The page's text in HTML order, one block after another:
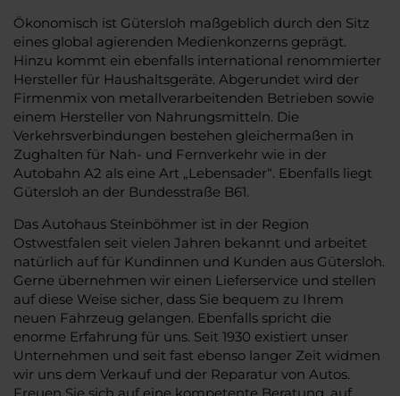
Ökonomisch ist Gütersloh maßgeblich durch den Sitz
eines global agierenden Medienkonzerns geprägt.
Hinzu kommt ein ebenfalls international renommierter
Hersteller für Haushaltsgeräte. Abgerundet wird der
Firmenmix von metallverarbeitenden Betrieben sowie
einem Hersteller von Nahrungsmitteln. Die
Verkehrsverbindungen bestehen gleichermaßen in
Zughalten für Nah- und Fernverkehr wie in der
Autobahn A2 als eine Art „Lebensader“. Ebenfalls liegt
Gütersloh an der Bundesstraße B61.
Das Autohaus Steinböhmer ist in der Region
Ostwestfalen seit vielen Jahren bekannt und arbeitet
natürlich auf für Kundinnen und Kunden aus Gütersloh.
Gerne übernehmen wir einen Lieferservice und stellen
auf diese Weise sicher, dass Sie bequem zu Ihrem
neuen Fahrzeug gelangen. Ebenfalls spricht die
enorme Erfahrung für uns. Seit 1930 existiert unser
Unternehmen und seit fast ebenso langer Zeit widmen
wir uns dem Verkauf und der Reparatur von Autos.
Freuen Sie sich auf eine kompetente Beratung, auf